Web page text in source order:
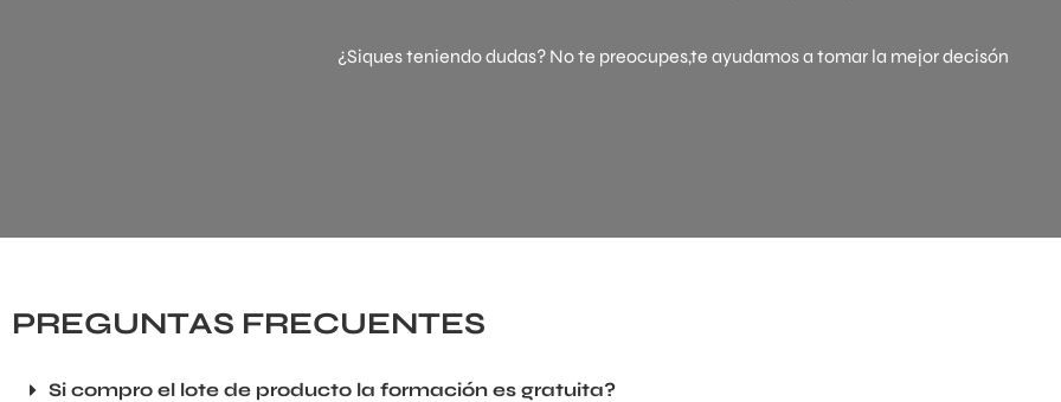
¿Siques teniendo dudas? No te preocupes,te ayudamos a tomar la mejor decisón
PREGUNTAS FRECUENTES
Si compro el lote de producto la formación es gratuita?